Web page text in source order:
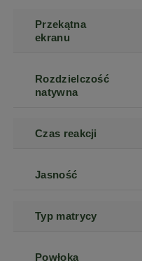
Przekątna
ekranu
Rozdzielczość
natywna
Czas reakcji
Jasność
Typ matrycy
Powłoka